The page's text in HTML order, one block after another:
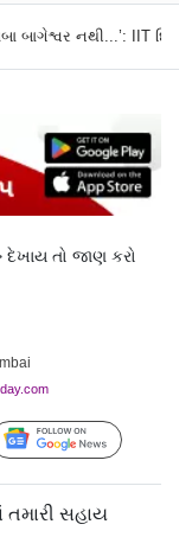
સાથે PM મોદીનો રમુજી
દેખાય તો જાણ કરો
Follow Us
તમારી સહાય